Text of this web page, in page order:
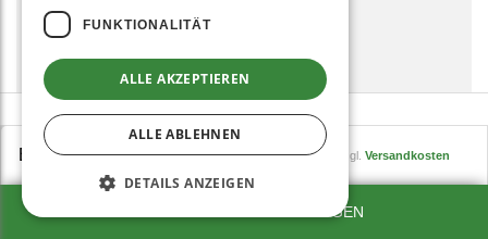
EUR 449,00 299,00 inkl. MwSt., zzgl. Versandkosten
ZUM WARENKORB HINZUFÜGEN
Chia Samen Rezepte
Mandelmilch selber machen
Mandelmus selber machen - Das 5 Min. Rezept
Pesto Rezepte
Detox Kur
Selleriesaft Rezepte
Dörrautomaten-Rezepte
SEHR GUT (4.9 / 5)
Bewertungen bei: google.com, idealo.de, shopvote.de ⓘ
Informationen zur Echtheit der Bewertungen
FUNKTIONALITÄT
ALLE AKZEPTIEREN
ALLE ABLEHNEN
DETAILS ANZEIGEN